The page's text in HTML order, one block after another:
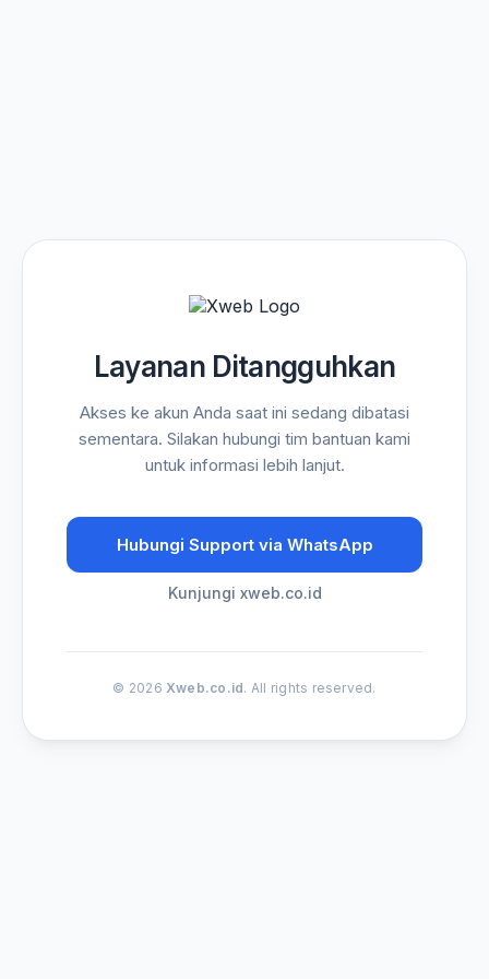
Layanan Ditangguhkan
Akses ke akun Anda saat ini sedang dibatasi
sementara. Silakan hubungi tim bantuan kami
untuk informasi lebih lanjut.
Hubungi Support via WhatsApp
Kunjungi xweb.co.id
© 2026 Xweb.co.id. All rights reserved.